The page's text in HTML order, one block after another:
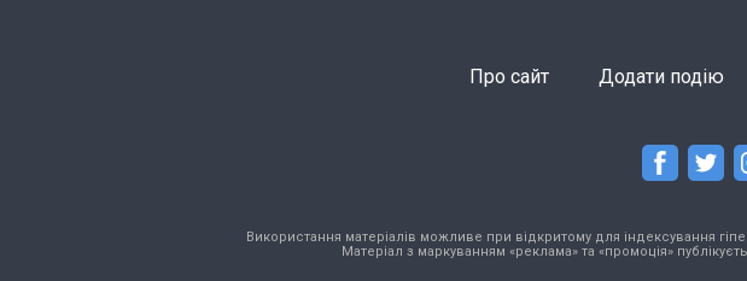
Про сайт Додати подію
Використання матеріалів можливе при відкритому для індексування
Матеріал з маркуванням «реклама» та «промоція»